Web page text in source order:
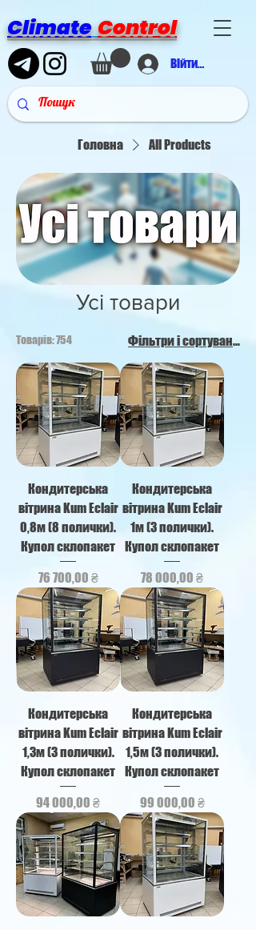
Climate Control
Війти в аккаунт
Головна All Products
Усі товари
Товарів: 754 Фільтри і сортування
Кондитерська
вітрина Kum Eclair
0,8м (8 полички).
Купол склопакет
Ціна
76 700,00 ₴
Кондитерська
вітрина Kum Eclair
1м (3 полички).
Купол склопакет
Ціна
78 000,00 ₴
Кондитерська
вітрина Kum Eclair
1,3м (3 полички).
Купол склопакет
Ціна
94 000,00 ₴
Кондитерська
вітрина Kum Eclair
1,5м (3 полички).
Купол склопакет
Ціна
99 000,00 ₴